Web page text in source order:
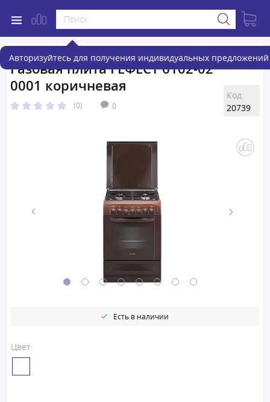
Авторизуйтесь для получения индивидуальных предложений
Газовая плита ГЕФЕСТ 6102-02
0001 коричневая
(0) 0
Код:
20739
Цвет:
Есть в наличии